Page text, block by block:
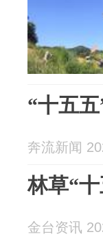
“十五
奔流新闻
林草“
金台资讯